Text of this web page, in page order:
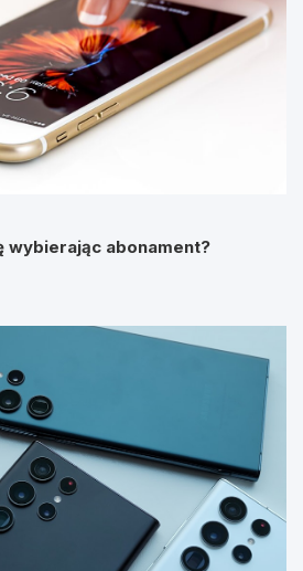
wybierając abonament?